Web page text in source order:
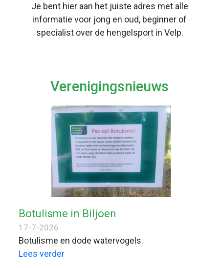
Je bent hier aan het juiste adres met alle
informatie voor jong en oud, beginner of
specialist over de hengelsport in Velp.
Verenigingsnieuws
Botulisme in Biljoen
17-7-2026
Botulisme en dode watervogels.
Lees verder